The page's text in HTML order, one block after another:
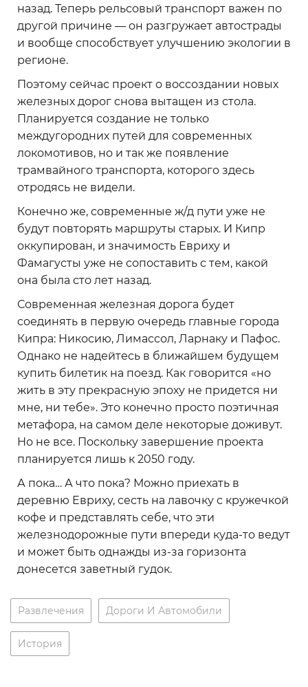
назад. Теперь рельсовый транспорт важен по
другой причине — он разгружает автострады
и вообще способствует улучшению экологии в
регионе.
Поэтому сейчас проект о воссоздании новых
железных дорог снова вытащен из стола.
Планируется создание не только
междугородних путей для современных
локомотивов, но и так же появление
трамвайного транспорта, которого здесь
отродясь не видели.
Конечно же, современные ж/д пути уже не
будут повторять маршруты старых. И Кипр
оккупирован, и значимость Евриху и
Фамагусты уже не сопоставить с тем, какой
она была сто лет назад.
Современная железная дорога будет
соединять в первую очередь главные города
Кипра: Никосию, Лимассол, Ларнаку и Пафос.
Однако не надейтесь в ближайшем будущем
купить билетик на поезд. Как говорится «но
жить в эту прекрасную эпоху не придется ни
мне, ни тебе». Это конечно просто поэтичная
метафора, на самом деле некоторые доживут.
Но не все. Поскольку завершение проекта
планируется лишь к 2050 году.
А пока… А что пока? Можно приехать в
деревню Евриху, сесть на лавочку с кружечкой
кофе и представлять себе, что эти
железнодорожные пути впереди куда-то ведут
и может быть однажды из-за горизонта
донесется заветный гудок.
Развлечения Дороги И Автомобили
История